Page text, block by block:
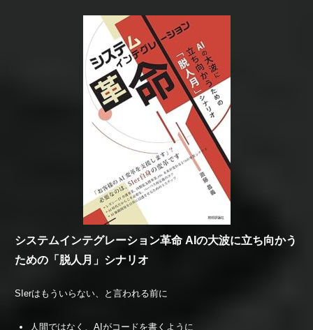
システムインテグレーション革命 AIの大波に立ち向かう
ための「脱人月」シナリオ
SIerはもういらない、と言われる前に
人間ではなく、AIがコードを書くように